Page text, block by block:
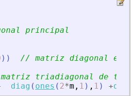
principal
) )
// matriz diagonal
triadiagonal de
diag ( ones ( 2*m , 1 ) , 1 ) +diag